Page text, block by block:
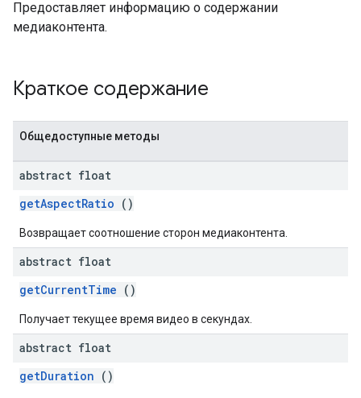
Предоставляет информацию о содержании
медиаконтента.
Краткое содержание
Общедоступные методы
abstract float
getAspectRatio ()
Возвращает соотношение сторон медиаконтента.
abstract float
getCurrentTime ()
Получает текущее время видео в секундах.
abstract float
getDuration ()